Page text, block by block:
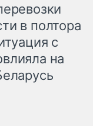
в полтора
с
на